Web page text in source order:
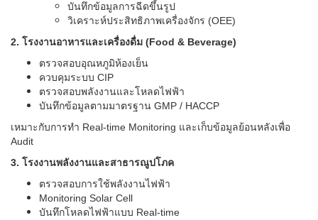
บันทึกข้อมูลการฉีดขึ้นรูป
วิเคราะห์ประสิทธิภาพเครื่องจักร (OEE)
2. โรงงานอาหารและเครื่องดื่ม (Food & Beverage)
ตรวจสอบอุณหภูมิห้องเย็น
ควบคุมระบบ CIP
ตรวจสอบพลังงานและโหลดไฟฟ้า
บันทึกข้อมูลตามมาตรฐาน GMP / HACCP
เหมาะกับการทำ Real-time Monitoring และเก็บข้อมูลย้อนหลังเพื่อ
Audit
3. โรงงานพลังงานและสาธารณูปโภค
ตรวจสอบการใช้พลังงานไฟฟ้า
Monitoring Solar Cell
บันทึกโหลดไฟฟ้าแบบ Real-time